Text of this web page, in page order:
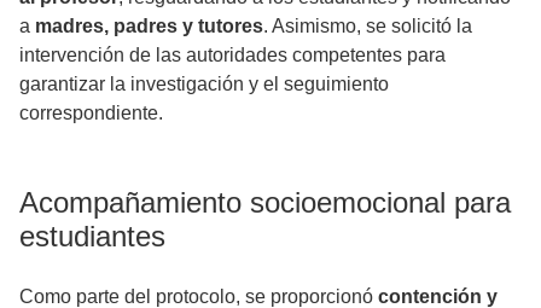
a madres, padres y tutores. Asimismo, se solicitó la
intervención de las autoridades competentes para
garantizar la investigación y el seguimiento
correspondiente.
Acompañamiento socioemocional para
estudiantes
Como parte del protocolo, se proporcionó contención y